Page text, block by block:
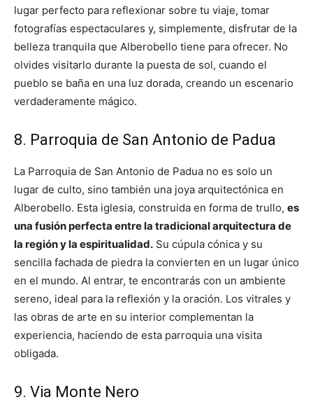
lugar perfecto para reflexionar sobre tu viaje, tomar
fotografías espectaculares y, simplemente, disfrutar de la
belleza tranquila que Alberobello tiene para ofrecer. No
olvides visitarlo durante la puesta de sol, cuando el
pueblo se baña en una luz dorada, creando un escenario
verdaderamente mágico.
8. Parroquia de San Antonio de Padua
La Parroquia de San Antonio de Padua no es solo un
lugar de culto, sino también una joya arquitectónica en
Alberobello. Esta iglesia, construida en forma de trullo, es
una fusión perfecta entre la tradicional arquitectura de
la región y la espiritualidad. Su cúpula cónica y su
sencilla fachada de piedra la convierten en un lugar único
en el mundo. Al entrar, te encontrarás con un ambiente
sereno, ideal para la reflexión y la oración. Los vitrales y
las obras de arte en su interior complementan la
experiencia, haciendo de esta parroquia una visita
obligada.
9. Via Monte Nero